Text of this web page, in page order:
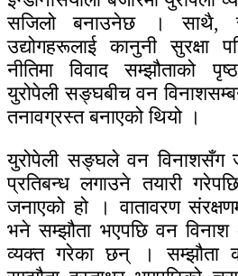
सजिलो बनाउनेछ । साथै,
उद्योगहरूलाई कानुनी सुरक्षा
नीतिमा विवाद सम्झौताको
युरोपेली सङ्घबीच वन
तनावग्रस्त बनाएको थियो ।
युरोपेली सङ्घले वन विनाशसँग
प्रतिबन्ध लगाउने तयारी
जनाएको हो । वातावरण
भने सम्झौता भएपछि वन
व्यक्त गरेका छन् । सम्झौता